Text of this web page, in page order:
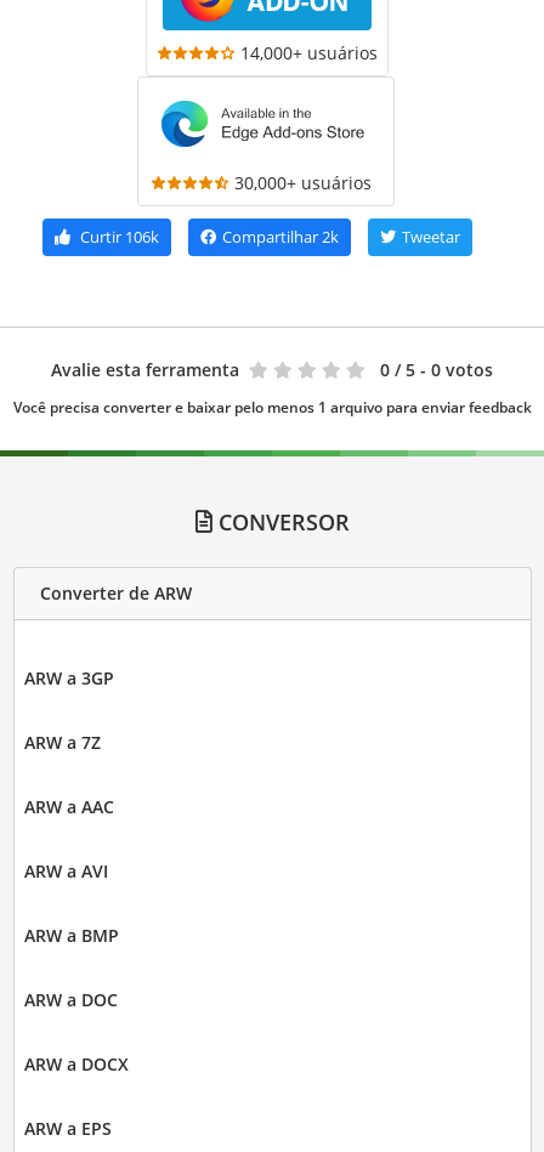
14,000+ usuários
30,000+ usuários
Curtir 106k Compartilhar2k Tweetar
Avalie esta ferramenta 0 / 5 - 0 votos
Você precisa converter e baixar pelo menos 1 arquivo para enviar feedback
CONVERSOR
Converter de ARW
ARW a 3GP
ARW a 7Z
ARW a AAC
ARW a AVI
ARW a BMP
ARW a DOC
ARW a DOCX
ARW a EPS